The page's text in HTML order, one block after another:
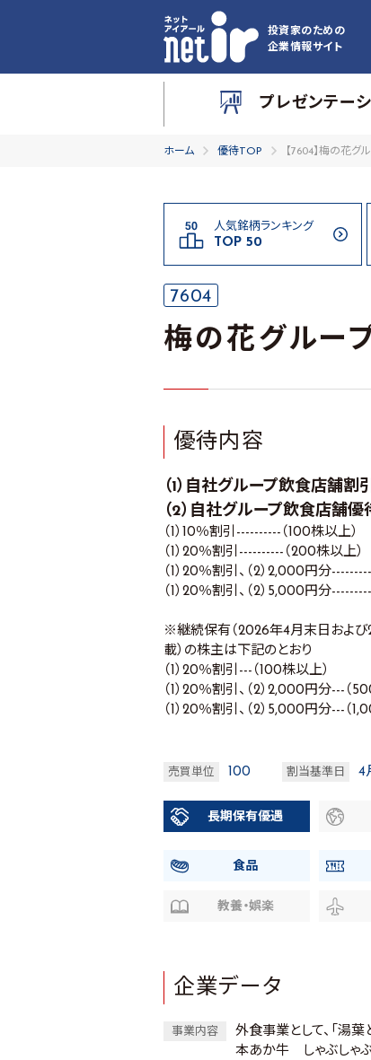
投資家のための
企業情報サイト
プレゼンテー
ホーム 優待TOP 【7604】梅の花グ
人気銘柄ランキング
TOP 50
7604
梅の花グループ
優待内容
（1）自社グループ飲食店舗割
（2）自社グループ飲食店舗優
（1）10％割引----------（100株以上）
（1）20％割引----------（200株以上）
（1）20％割引、（2）2,000円分
（1）20％割引、（2）5,000円分
※継続保有（2026年4月末日およ
載）の株主は下記のとおり
（1）20％割引---（100株以上）
（1）20％割引、（2）2,000円分---（
（1）20％割引、（2）5,000円分---（
売買単位 100 割当基準日 4
長期保有優遇
食品
教養・娯楽
企業データ
事業内容
外食事業として、「湯
本あか牛 しゃぶしゃぶ